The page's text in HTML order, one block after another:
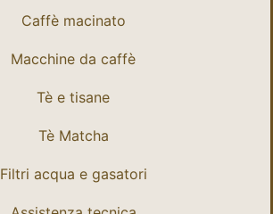
Caffè macinato
Macchine da caffè
Tè e tisane
Tè Matcha
Filtri acqua e gasatori